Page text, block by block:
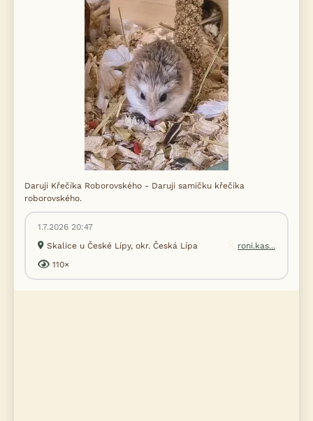
Daruji Křečíka Roborovského - Daruji samičku křečíka
roborovského.
1.7.2026 20:47
Skalice u České Lípy, okr. Česká Lípa
roni.kas...
110×